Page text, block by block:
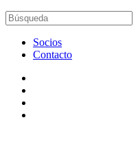
Socios
Contacto